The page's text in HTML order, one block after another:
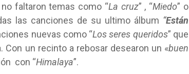
faltaron temas como “La cruz” , “Miedo” o
las canciones de su ultimo álbum “Están
nuevas como “Los seres queridos” que
un recinto a rebosar desearon un «buen
con “Himalaya”.